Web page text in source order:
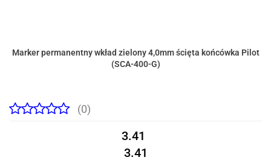
Marker permanentny wkład zielony 4,0mm ścięta końcówka Pilot
(SCA-400-G)
(0)
3.41
3.41